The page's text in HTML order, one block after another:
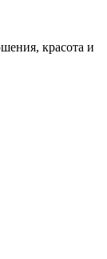
красота и